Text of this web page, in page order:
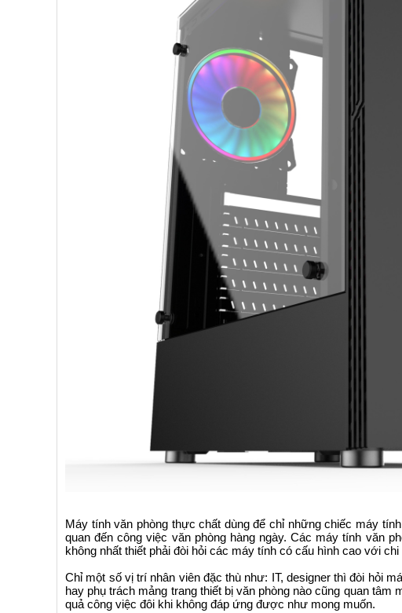
Máy tính văn phòng thực chất dùng để chỉ những chiếc máy
quan đến công việc văn phòng hàng ngày. Các máy tính văn
không nhất thiết phải đòi hỏi các máy tính có cấu hình cao với chi
Chỉ một số vị trí nhân viên đặc thù như: IT, designer thì đòi hỏi
hay phụ trách mảng trang thiết bị văn phòng nào cũng quan
quả công việc đôi khi không đáp ứng được như mong muốn.